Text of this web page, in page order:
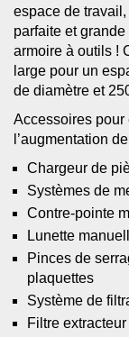
espace de
parfaite et
armoire à outils !
large pour un
de diamètre et
Accessoires pour
l’augmentation
Chargeur de
Systèmes de
Contre-pointe
Lunette
Pinces de
plaquettes
Système de
Filtre extracteur